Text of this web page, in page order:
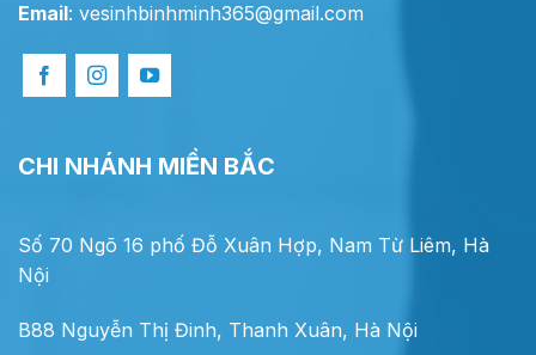
Email: vesinhbinhminh365@gmail.com
CHI NHÁNH MIỀN BẮC
Số 70 Ngõ 16 phố Đỗ Xuân Hợp, Nam Từ Liêm, Hà
Nội
B88 Nguyễn Thị Đinh, Thanh Xuân, Hà Nội